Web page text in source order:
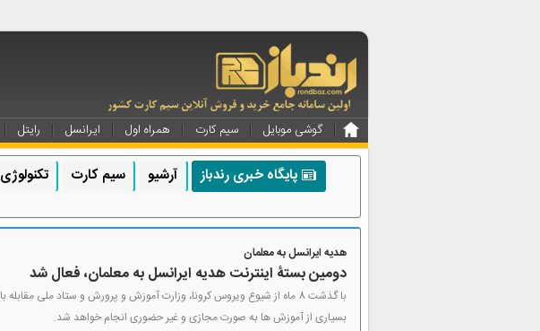
گوشی موبایل سیم کارت همراه اول ایرانسل رایتل
پایگاه خبری رندباز آرشیو سیم کارت تکنولوژی
هدیه ایرانسل به معلمان
دومین بستۀ اینترنت هدیه ایرانسل به معلمان، فعال شد
بسیاری از آموزش ها به صورت مجازی و غیر حضوری انجام خواهد شد.